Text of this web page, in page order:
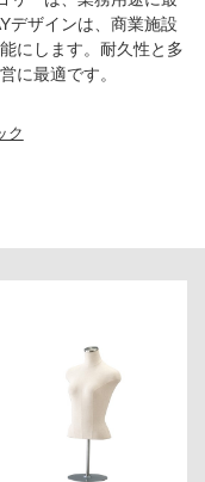
デザインは、商業施設
にします。耐久性と多
に最適です。
ク